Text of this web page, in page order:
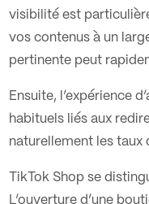
visibilité est
vos contenus à un
pertinente peut
Ensuite, l’expérience
habituels liés aux
naturellement les taux
TikTok Shop se
L’ouverture d’une